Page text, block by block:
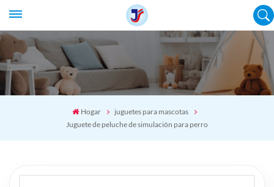
Hogar
juguetes para mascotas
Juguete de peluche de simulación para perro